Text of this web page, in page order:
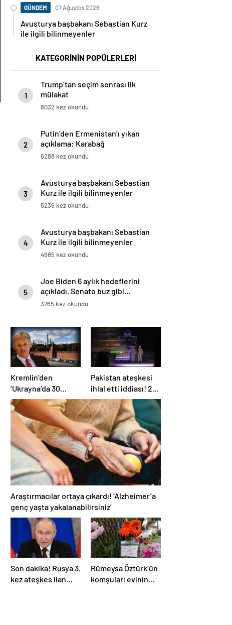
GÜNDEM 07 Ağustos 2026
Avusturya başbakanı Sebastian Kurz
ile ilgili bilinmeyenler
KATEGORİNİN POPÜLERLERİ
1
Trump’tan seçim sonrası ilk
mülakat
8032 kez okundu
2
Putin’den Ermenistan’ı yıkan
açıklama: Karabağ
Azerbaycan’ın ayrılmaz bir
6288 kez okundu
3
Avusturya başbakanı Sebastian
Kurz ile ilgili bilinmeyenler
5236 kez okundu
4
Avusturya başbakanı Sebastian
Kurz ile ilgili bilinmeyenler
4985 kez okundu
5
Joe Biden 6 aylık hedeflerini
açıkladı. Senato buz gibi…
3765 kez okundu
Kremlin’den
‘Ukrayna’da 30
günlük ateşkes’
açıklaması: Bunu
iyice düşünmeliyiz
Pakistan ateşkesi
ihlal etti iddiası! 2
ülkeden 2 farklı
açıklama
Araştırmacılar ortaya çıkardı! ‘Alzheimer’a
genç yaşta yakalanabilirsiniz’
Son dakika! Rusya 3.
kez ateşkes ilan
Rümeysa Öztürk’ün
komşuları evinin